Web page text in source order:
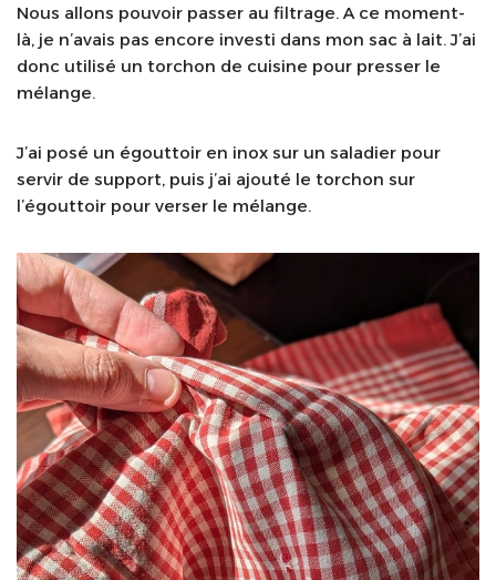
Nous allons pouvoir passer au filtrage. A ce moment-
là, je n’avais pas encore investi dans mon sac à lait. J’ai
donc utilisé un torchon de cuisine pour presser le
mélange.
J’ai posé un égouttoir en inox sur un saladier pour
servir de support, puis j’ai ajouté le torchon sur
l’égouttoir pour verser le mélange.